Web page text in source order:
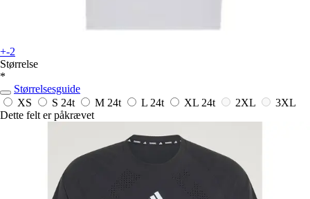
+-2
Størrelse
*
Størrelsesguide
XS
S 24t M 24t L 24t XL 24t 2XL
3XL
Dette felt er påkrævet